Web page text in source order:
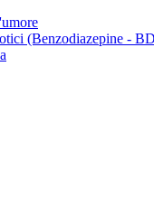
(Benzodiazepine -